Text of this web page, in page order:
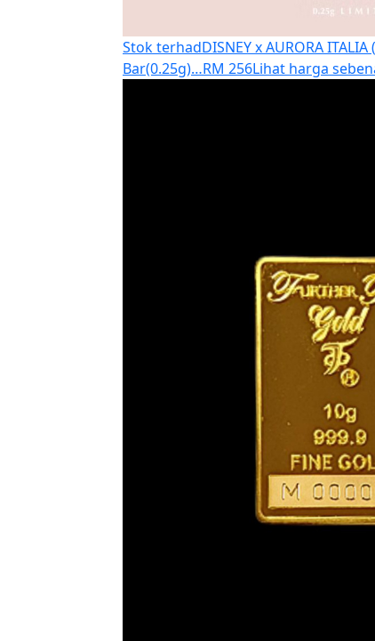
Stok terhadDISNEY x AURORA
Bar(0.25g)…RM 256Lihat harga